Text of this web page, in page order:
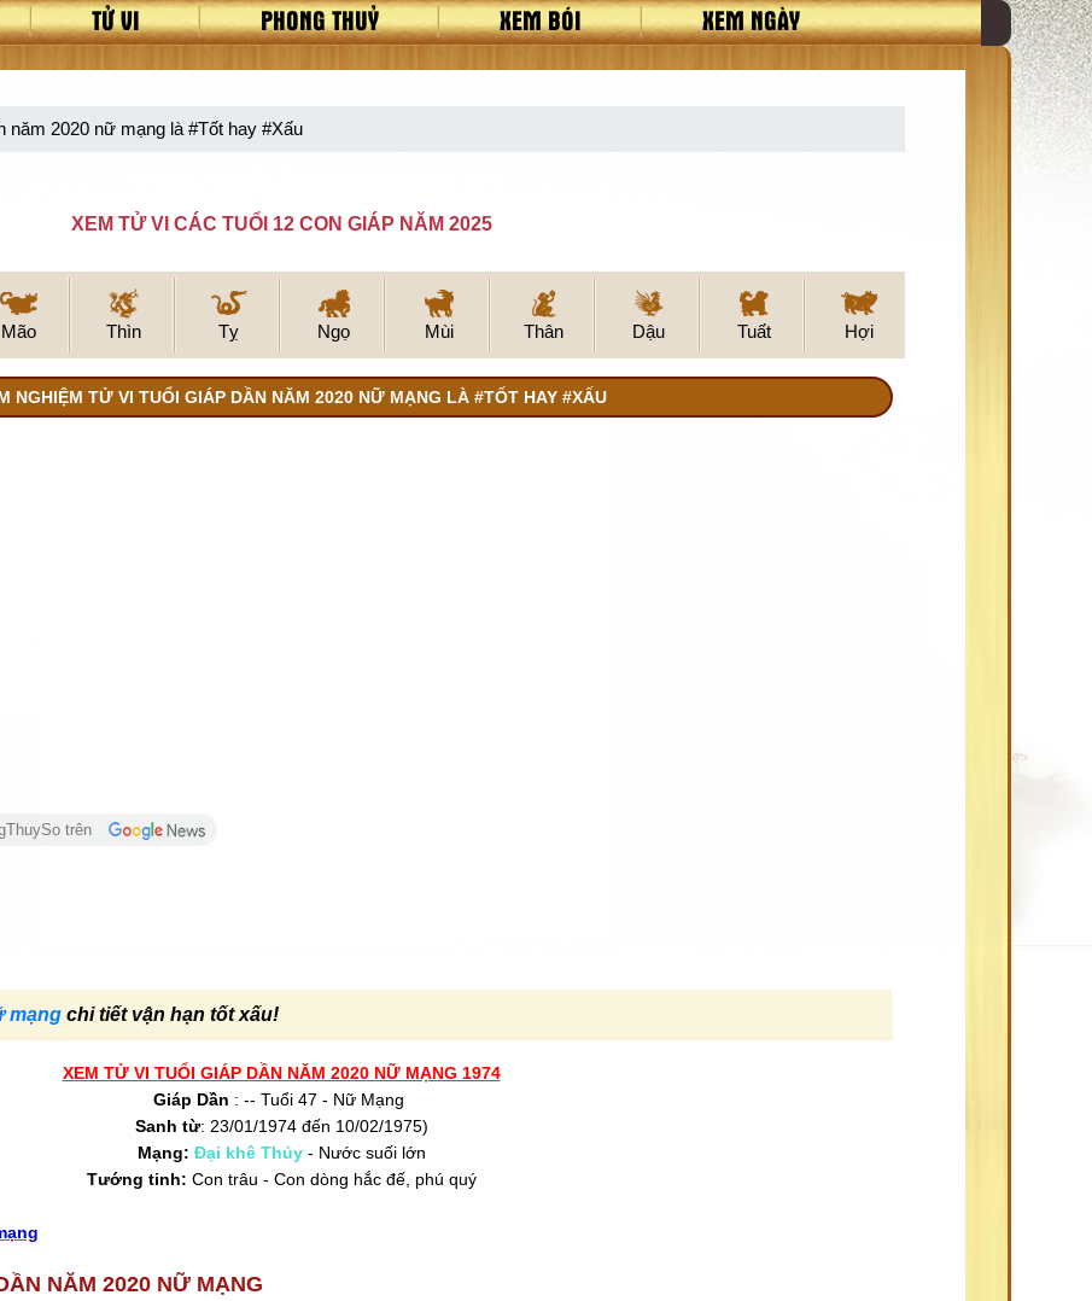
TỬ VI PHONG THUỶ XEM BÓI XEM NGÀY
năm 2020 nữ mạng là #Tốt hay #Xấu
XEM TỬ VI CÁC TUỔI 12 CON GIÁP NĂM 2025
Mão Thìn Tỵ Ngọ Mùi Thân Dậu Tuất Hợi
NGHIỆM TỬ VI TUỔI GIÁP DẦN NĂM 2020 NỮ MẠNG LÀ #TỐT HAY #XẤU
trên
mạng chi tiết vận hạn tốt xấu!
XEM TỬ VI TUỔI GIÁP DẦN NĂM 2020 NỮ MẠNG 1974
Giáp Dần : -- Tuổi 47 - Nữ Mạng
Sanh từ: 23/01/1974 đến 10/02/1975)
Mạng: Đại khê Thủy- Nước suối lớn
Tướng tinh: Con trâu - Con dòng hắc đế, phú quý
NĂM 2020 NỮ MẠNG